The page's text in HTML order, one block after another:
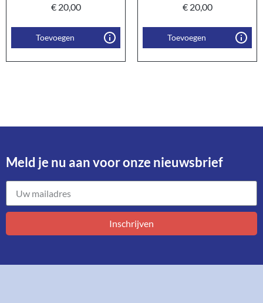
€20,00
Toevoegen
€20,00
Toevoegen
Meld je nu aan voor onze nieuwsbrief​
Inschrijven